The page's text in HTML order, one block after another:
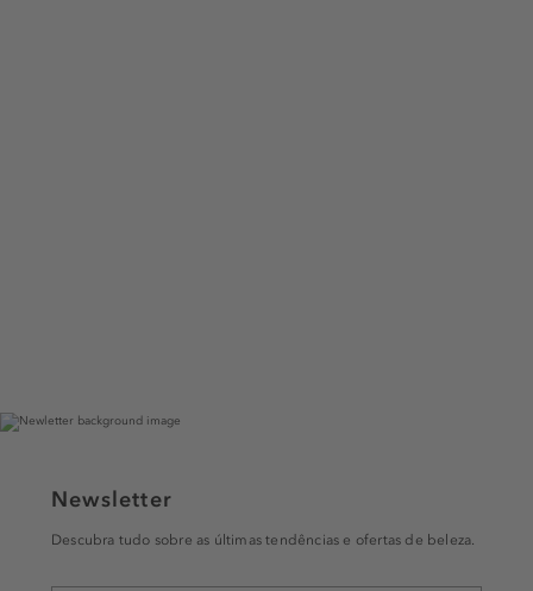
Newsletter
Descubra tudo sobre as últimas tendências e ofertas de beleza.